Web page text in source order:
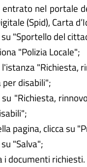
nel portale
(Spid), Carta
su "Sportello del
"Polizia Locale";
l'istanza "Richiesta,
disabili";
su "Richiesta,
pagina, clicca su
"Salva";
i documenti richiesti.